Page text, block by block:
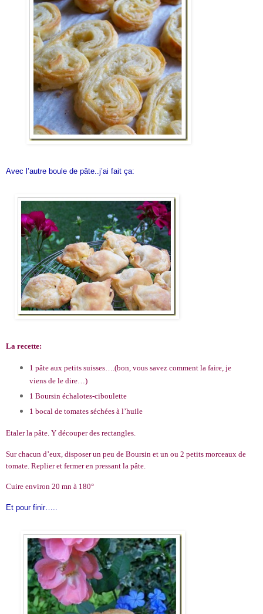
Avec l’autre boule de pâte..j’ai fait ça:
La recette:
1 pâte aux petits suisses….(bon, vous savez comment la faire, je
viens de le dire…)
1 Boursin échalotes-ciboulette
1 bocal de tomates séchées à l’huile
Etaler la pâte. Y découper des rectangles.
Sur chacun d’eux, disposer un peu de Boursin et un ou 2 petits morceaux de
tomate. Replier et fermer en pressant la pâte.
Cuire environ 20 mn à 180°
Et pour finir…..